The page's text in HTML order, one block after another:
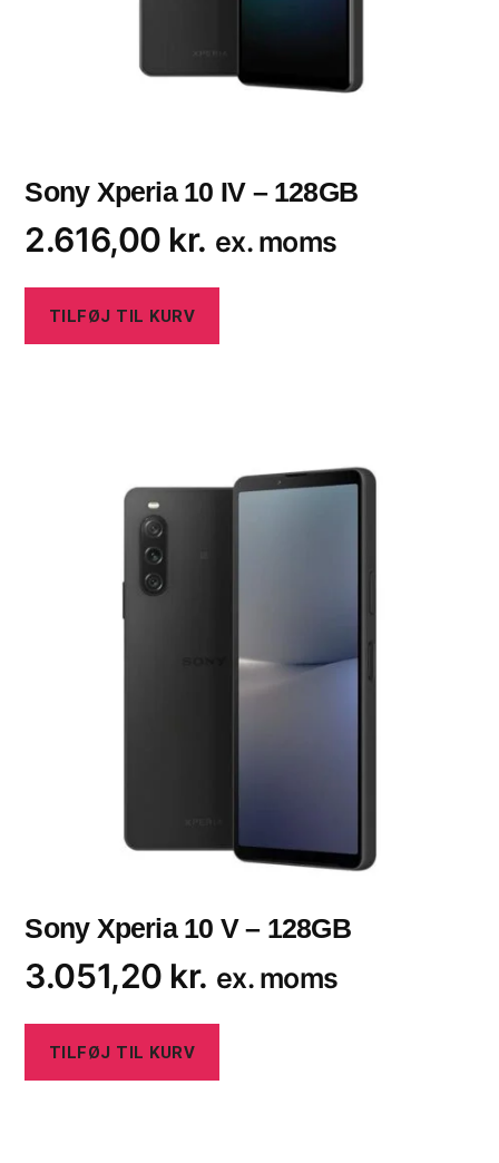
Sony Xperia 10 IV – 128GB
2.616,00 kr. ex. moms
TILFØJ TIL KURV
Sony Xperia 10 V – 128GB
3.051,20 kr. ex. moms
TILFØJ TIL KURV